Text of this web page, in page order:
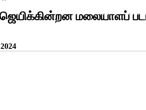
மலையாளப்